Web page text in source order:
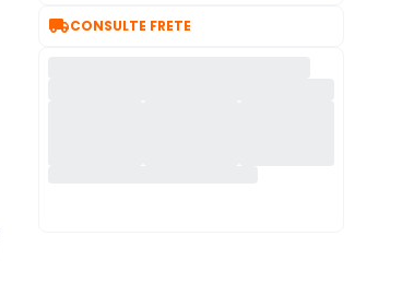
CONSULTE FRETE